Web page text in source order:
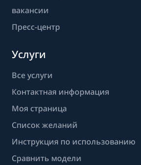
вакансии
Пресс-центр
Услуги
Все услуги
Контактная информация
Моя страница
Список желаний
Инструкция по использованию
Сравнить модели